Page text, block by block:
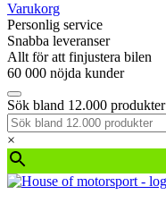
Varukorg
Personlig service
Snabba leveranser
Allt för att finjustera bilen
60 000 nöjda kunder
Sök bland 12.000 produkter
×